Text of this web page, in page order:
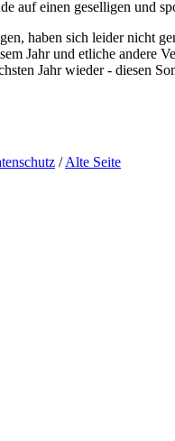
auf einen geselligen und
haben sich leider nicht
Jahr und etliche andere
Jahr wieder - diesen
/Alte Seite